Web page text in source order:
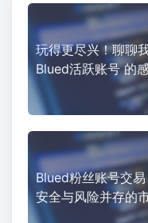
玩得更尽兴！聊聊
Blued活跃账号 的
Blued粉丝账号交易
安全与风险并存的